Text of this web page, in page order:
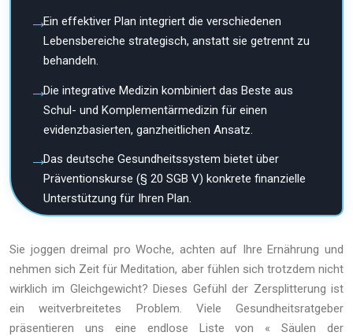
Ein effektiver Plan integriert die verschiedenen
Lebensbereiche strategisch, anstatt sie getrennt zu
behandeln.
Die integrative Medizin kombiniert das Beste aus
Schul- und Komplementärmedizin für einen
evidenzbasierten, ganzheitlichen Ansatz.
Das deutsche Gesundheitssystem bietet über
Präventionskurse (§ 20 SGB V) konkrete finanzielle
Unterstützung für Ihren Plan.
Sie joggen dreimal pro Woche, achten auf Ihre Ernährung und
nehmen sich Zeit für Meditation, aber fühlen sich trotzdem nicht
wirklich im Gleichgewicht? Dieses Gefühl der Zersplitterung ist
ein weitverbreitetes Problem. Viele Gesundheitsratgeber
präsentieren uns eine endlose Liste von « Säulen der